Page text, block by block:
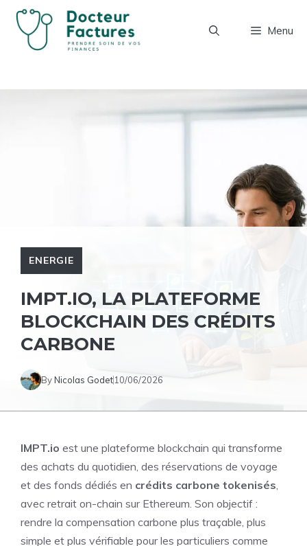
Aller
contenu
Menu
ENERGIE
IMPT.IO, LA PLATEFORME
BLOCKCHAIN DES CRÉDITS
CARBONE
ByNicolas Godet10/06/2026
IMPT.io est une plateforme blockchain qui transforme
des achats du quotidien, des réservations de voyage
et des fonds dédiés en crédits carbone tokenisés,
avec retrait on-chain sur Ethereum. Son objectif :
rendre la compensation carbone plus traçable, plus
simple et plus vérifiable pour les particuliers comme